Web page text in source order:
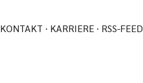
KONTAKT KARRIERE RSS-FEED